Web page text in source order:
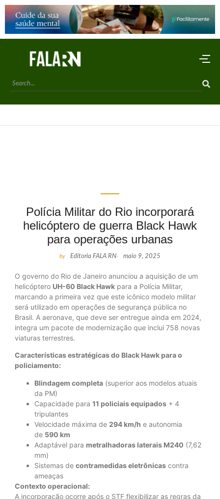
Polícia Militar do Rio incorporará
helicóptero de guerra Black Hawk
para operações urbanas
by Editoria FALA RN- maio 9, 2025
O governo do Rio de Janeiro anunciou a aquisição de um
helicóptero UH-60 Black Hawk para a Polícia Militar,
marcando a primeira vez que este icônico modelo militar
será utilizado em operações de segurança pública no
Brasil. A aeronave, que deve ser entregue ainda em 2024,
integra um pacote de modernização que inclui 758 novas
viaturas terrestres.
Características estratégicas do Black Hawk para o
policiamento:
Blindagem completa (superior aos modelos atuais
da PM)
Capacidade para 11 policiais equipados + 4
tripulantes
Velocidade máxima de 294 km/h e autonomia
de 590 km
Adaptável para metralhadoras laterais M240 (7,62
mm)
Sistemas de contramedidas eletrônicas contra
ameaças
Contexto operacional:
A incorporação ocorre após o STF flexibilizar as regras da